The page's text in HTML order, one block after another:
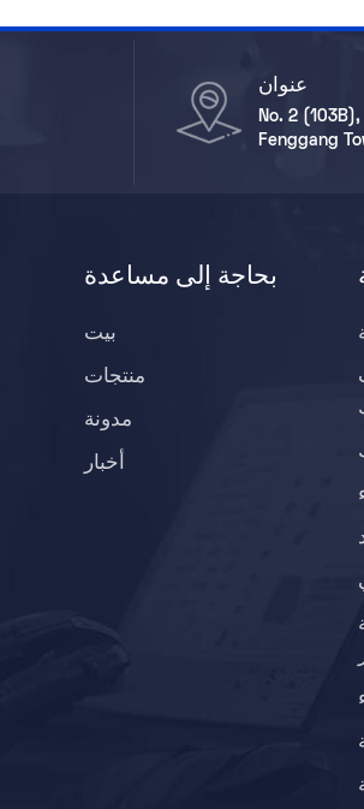
عنوان
No. 2
Fenggang
بحاجة إلى مساعدة
بيت
منتجات
مدونة
أخبار